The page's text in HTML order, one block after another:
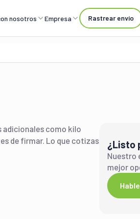
nosotros Empresa Rastrear envío
adicionales como kilo
de firmar. Lo que cotizas
¿Listo
Nuestro
mejor